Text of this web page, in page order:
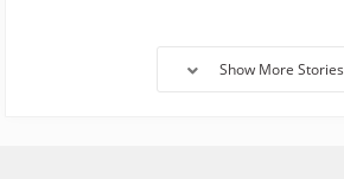
Show More Stories